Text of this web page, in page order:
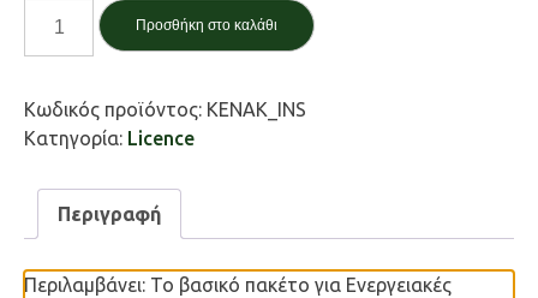
3DR.KENAK
Επιθεώρηση
Προσθήκη στο καλάθι
Κωδικός προϊόντος: KENAK_INS
Κατηγορία: Licence
Περιγραφή
Περιλαμβάνει: Το βασικό πακέτο για Ενεργειακές